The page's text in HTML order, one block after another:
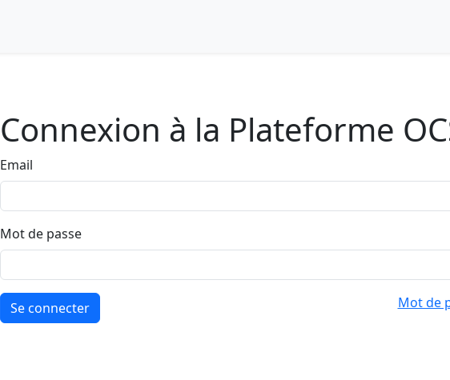
Connexion à la Plateforme
Email
Mot de passe
Se connecter Mot de